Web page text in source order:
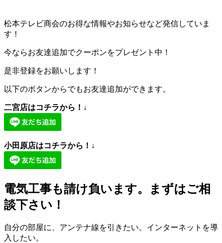
松本テレビ商会のお得な情報やお知らせなど発信していま
す！
今ならお友達追加でクーポンをプレゼント中！
是非登録をお願いします！
以下のボタンからでもお友達追加ができます。
二宮店はコチラから！↓
小田原店はコチラから！↓
電気工事も請け負います。まずはご相
談下さい！
自分の部屋に、アンテナ線を引きたい。インターネットを導
入したい。